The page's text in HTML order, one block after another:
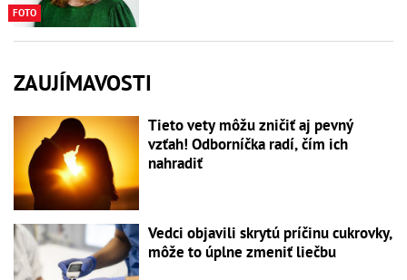
FOTO
ZAUJÍMAVOSTI
Tieto vety môžu zničiť aj pevný
vzťah! Odborníčka radí, čím ich
nahradiť
Vedci objavili skrytú príčinu cukrovky,
môže to úplne zmeniť liečbu